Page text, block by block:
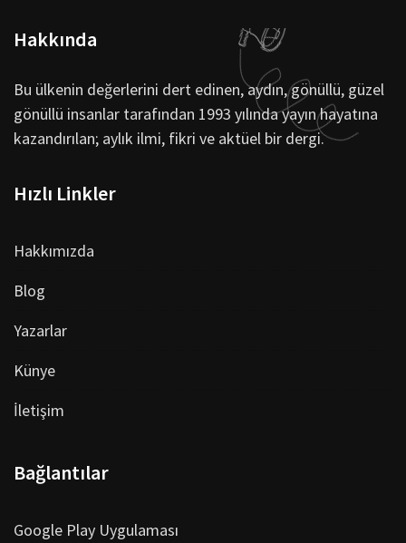
Hakkında
Bu ülkenin değerlerini dert edinen, aydın, gönüllü, güzel
gönüllü insanlar tarafından 1993 yılında yayın hayatına
kazandırılan; aylık ilmi, fikri ve aktüel bir dergi.
Hızlı Linkler
Hakkımızda
Blog
Yazarlar
Künye
İletişim
Bağlantılar
Google Play Uygulaması